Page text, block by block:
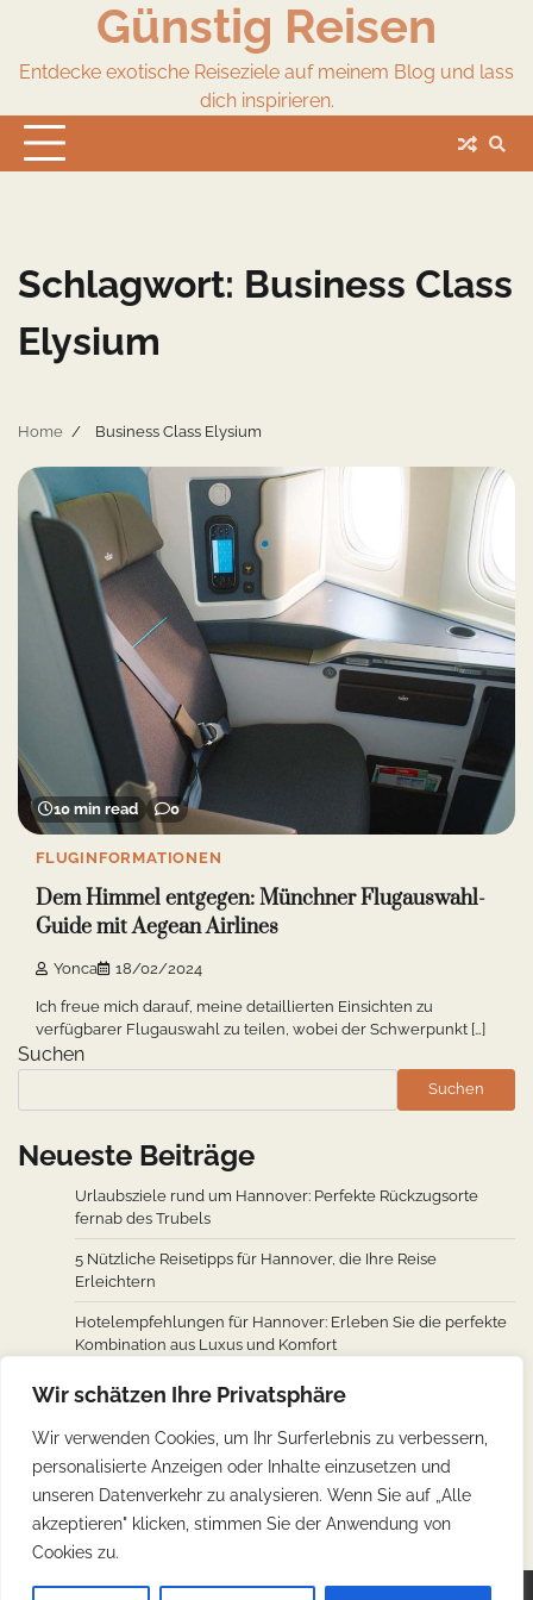
Wir schätzen Ihre Privatsphäre
Wir verwenden Cookies, um Ihr Surferlebnis zu verbessern,
personalisierte Anzeigen oder Inhalte einzusetzen und
unseren Datenverkehr zu analysieren. Wenn Sie auf „Alle
akzeptieren" klicken, stimmen Sie der Anwendung von
Cookies zu.
content
Günstig Reisen
Entdecke exotische Reiseziele auf meinem Blog und lass
dich inspirieren.
Schlagwort: Business Class
Elysium
Home Business Class Elysium
10 min read 0
FLUGINFORMATIONEN
Dem Himmel entgegen: Münchner Flugauswahl-
Guide mit Aegean Airlines
Yonca 18/02/2024
Ich freue mich darauf, meine detaillierten Einsichten zu
verfügbarer Flugauswahl zu teilen, wobei der Schwerpunkt […]
Suchen
Suchen
Neueste Beiträge
Urlaubsziele rund um Hannover: Perfekte Rückzugsorte
fernab des Trubels
5 Nützliche Reisetipps für Hannover, die Ihre Reise
Erleichtern
Hotelempfehlungen für Hannover: Erleben Sie die perfekte
Kombination aus Luxus und Komfort
Wie man von den wichtigsten Städten weltweit nach
Hannover fliegt: Ein Überblick über Flugverbindungen
Hannovers kulinarische Reise: Unverzichtbare traditionelle
deutsche Köstlichkeiten